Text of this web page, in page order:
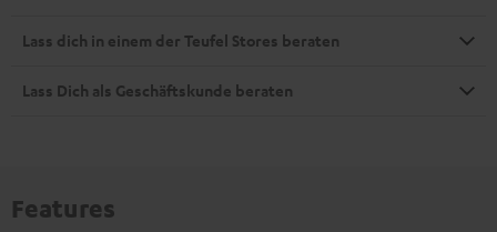
Lass dich in einem der Teufel Stores beraten
Lass Dich als Geschäftskunde beraten
Features